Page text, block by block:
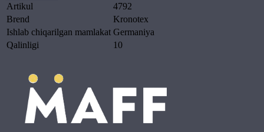
Artikul
4792
Brend
Kronotex
Ishlab chiqarilgan mamlakat Germaniya
Qalinligi
10